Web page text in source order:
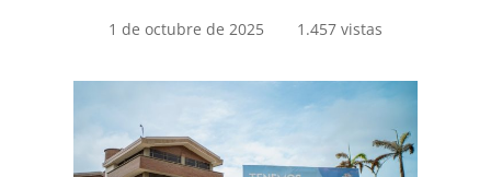
1 de octubre de 2025 1.457 vistas